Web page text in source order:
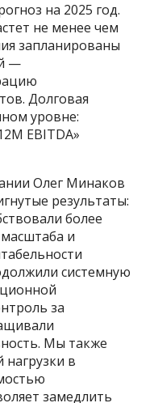
на 2025 год.
не менее чем
запланированы
—
Долговая
уровне:
EBITDA»
Олег Минаков
результаты:
более
и
системную
за
Мы также
в
замедлить